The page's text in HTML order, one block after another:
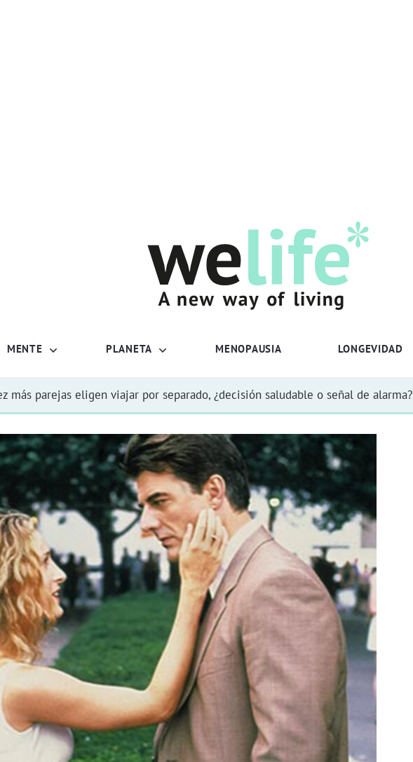
MENTE PLANETA MENOPAUSIA LONGEVIDAD
más parejas eligen viajar por separado, ¿decisión saludable o señal de alarma?